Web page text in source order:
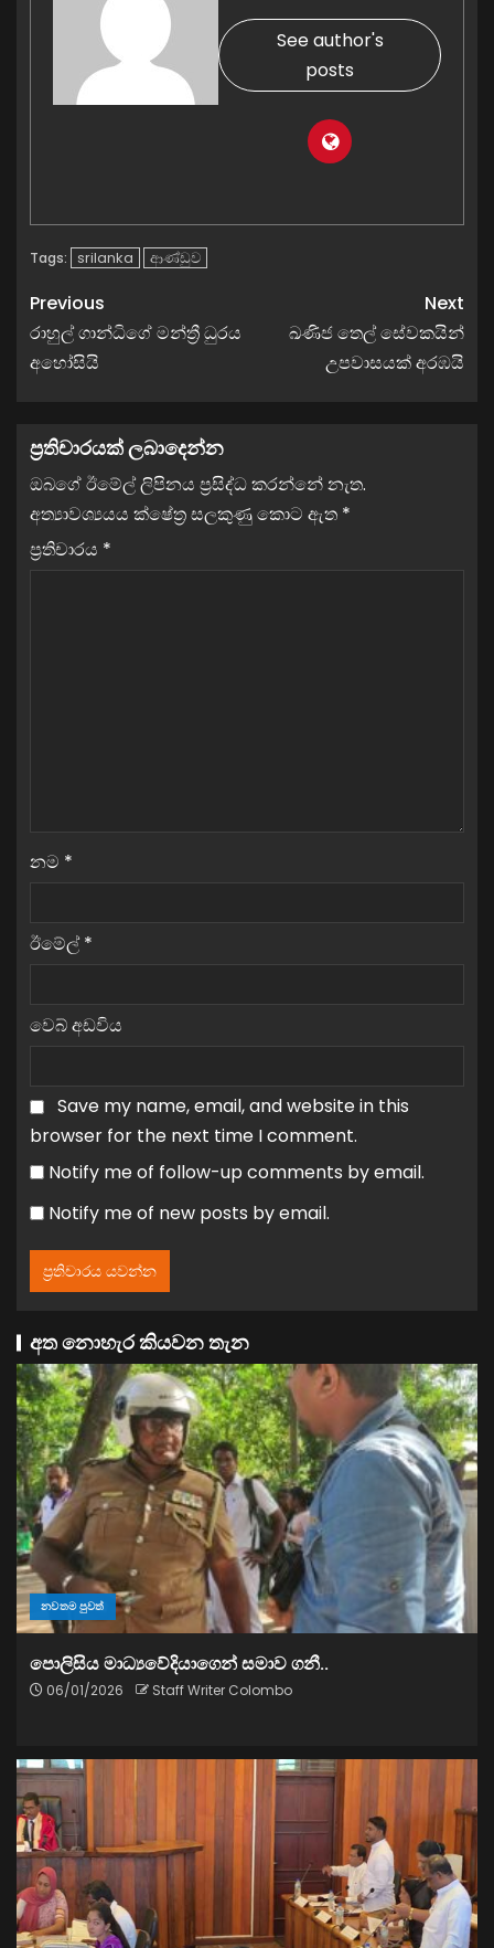
See author's
posts
Tags: srilanka ආණ්ඩුව
Previous
රාහුල් ගාන්ධිගේ මන්ත්‍රී ධුරය
අහෝසියි
Next
ඛණිජ තෙල් සේවකයින්
උපවාසයක් අරඹයි
ප්‍රතිචාරයක් ලබාදෙන්න
ඔබගේ ඊමේල් ලිපිනය ප්‍රසිද්ධ කරන්නේ නැත.
අත්‍යාවශ්‍යයය ක්ෂේත්‍ර සලකුණු කොට ඇත *
ප්‍රතිචාරය *
නම *
ඊමේල් *
වෙබ් අඩවිය
Save my name, email, and website in this
browser for the next time I comment.
Notify me of follow-up comments by email.
Notify me of new posts by email.
අත නොහැර කියවන තැන
නවතම පුවත්
පොලිසිය මාධ්‍යවේදියාගෙන් සමාව ගනී..
06/01/2026 Staff Writer Colombo